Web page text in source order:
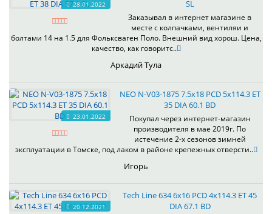
28.01.2022
SL
Заказывал в интернет магазине в
месте с колпачками, вентиляи и
болтами 14 на 1.5 для Фольксваген Поло. Внешний вид хорош. Цена,
качество, как говоритс..
Аркадий Тула
23.01.2022
NEO N-V03-1875 7.5x18 PCD 5x114.3 ET
35 DIA 60.1 BD
Покупал через интернет-магазин
производителя в мае 2019г. По
истечение 2-х сезонов зимней
эксплуатации в Томске, под лаком в районе крепежных отверсти..
Игорь
20.12.2021
Tech Line 634 6x16 PCD 4x114.3 ET 45
DIA 67.1 BD